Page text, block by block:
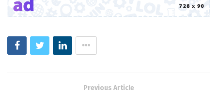
Previous Article